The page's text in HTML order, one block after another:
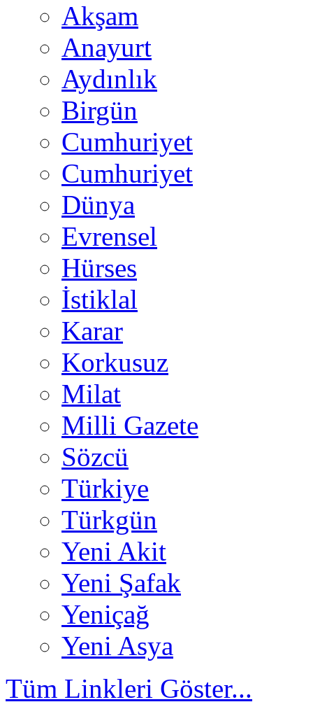
Akşam
Anayurt
Aydınlık
Birgün
Cumhuriyet
Cumhuriyet
Dünya
Evrensel
Hürses
İstiklal
Karar
Korkusuz
Milat
Milli Gazete
Sözcü
Türkiye
Türkgün
Yeni Akit
Yeni Şafak
Yeniçağ
Yeni Asya
Tüm Linkleri Göster...